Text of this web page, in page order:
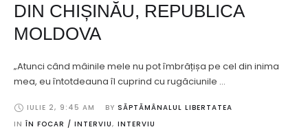
DIN CHIȘINĂU, REPUBLICA
MOLDOVA
„Atunci când mâinile mele nu pot îmbrățișa pe cel din inima
mea, eu întotdeauna îl cuprind cu rugăciunile …
IULIE 2, 9:45 AM BY SĂPTĂMÂNALUL LIBERTATEA
IN ÎN FOCAR / INTERVIU, INTERVIU